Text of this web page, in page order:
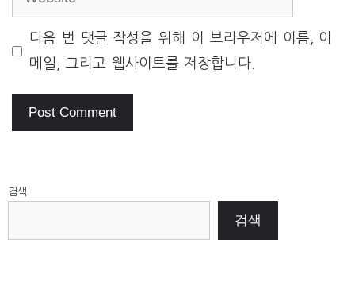
다음 번 댓글 작성을 위해 이 브라우저에 이름, 이
메일, 그리고 웹사이트를 저장합니다.
검색
검색